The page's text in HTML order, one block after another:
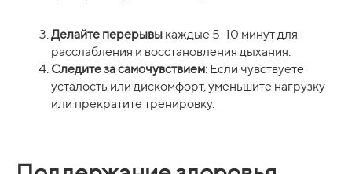
Делайте перерывы каждые 5-10 минут для
расслабления и восстановления дыхания.
Следите за самочувствием: Если чувствуете
усталость или дискомфорт, уменьшите нагрузку
или прекратите тренировку.